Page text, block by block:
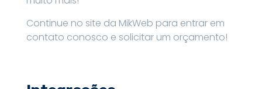
Continue no site da MikWeb para entrar em
contato conosco e solicitar um orçamento!